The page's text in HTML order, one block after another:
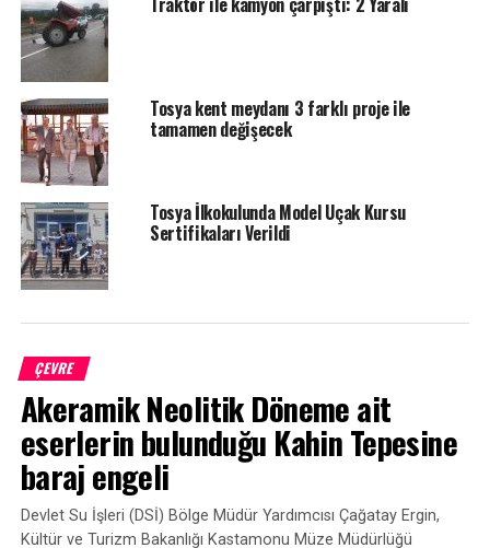
ETIKETLER ÇELTIK TOHUM TOSYA
SONRAKI HABER
Güven Kepçe, 20 milyon liralık yatırımla Güney Amerika
pazarına açılacak
ÖNCEKI HABER
Kastamonu turizmde bu yıl 600 bin konaklamayı
Tosya kent meydanı 3 farklı proje ile
tamamen değişecek
Tosya İlkokulunda Model Uçak Kursu
Sertifikaları Verildi
ÇEVRE
Akeramik Neolitik Döneme ait
eserlerin bulunduğu Kahin Tepesine
baraj engeli
Devlet Su İşleri (DSİ) Bölge Müdür Yardımcısı Çağatay Ergin,
Kültür ve Turizm Bakanlığı Kastamonu Müze Müdürlüğü